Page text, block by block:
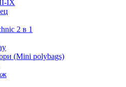
IX
2 в 1
(Mini polybags)